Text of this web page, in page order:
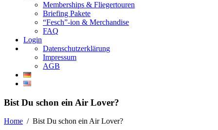
Memberships & Fliegertouren
Briefing Pakete
“Fesch”-ion & Merchandise
FAQ
Login
Datenschutzerklärung
Impressum
AGB
Bist Du schon ein Air Lover?
Home / Bist Du schon ein Air Lover?